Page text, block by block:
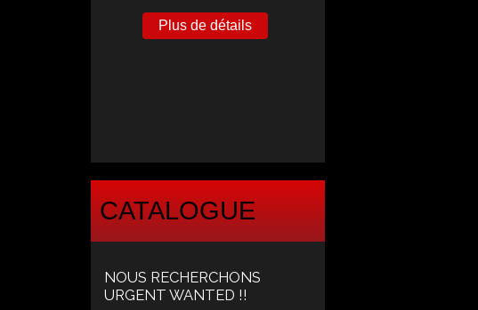
Plus de détails
CATALOGUE
NOUS RECHERCHONS
URGENT WANTED !!